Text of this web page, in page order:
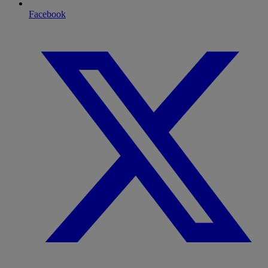
Facebook